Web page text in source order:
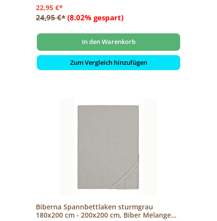
22,95 €*
24,95 €* (8.02% gespart)
In den Warenkorb
Zum Vergleich hinzufügen
Biberna Spannbettlaken sturmgrau
180x200 cm - 200x200 cm, Biber Melange